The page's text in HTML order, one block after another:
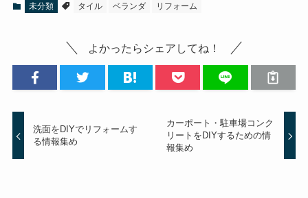
未分類 タイル ベランダ リフォーム
よかったらシェアしてね！
洗面をDIYでリフォームす
る情報集め
カーポート・駐車場コンク
リートをDIYするための情
報集め